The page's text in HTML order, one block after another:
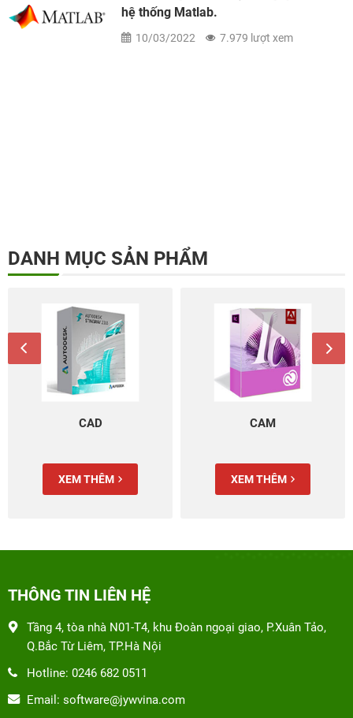
hệ thống Matlab.
10/03/2022 7.979 lượt xem
DANH MỤC SẢN PHẨM
CAD
XEM THÊM
CAM
XEM THÊM
THÔNG TIN LIÊN HỆ
Tầng 4, tòa nhà N01-T4, khu Đoàn ngoại giao, P.Xuân Tảo,
Q.Bắc Từ Liêm, TP.Hà Nội
Hotline: 0246 682 0511
Email: software@jywvina.com